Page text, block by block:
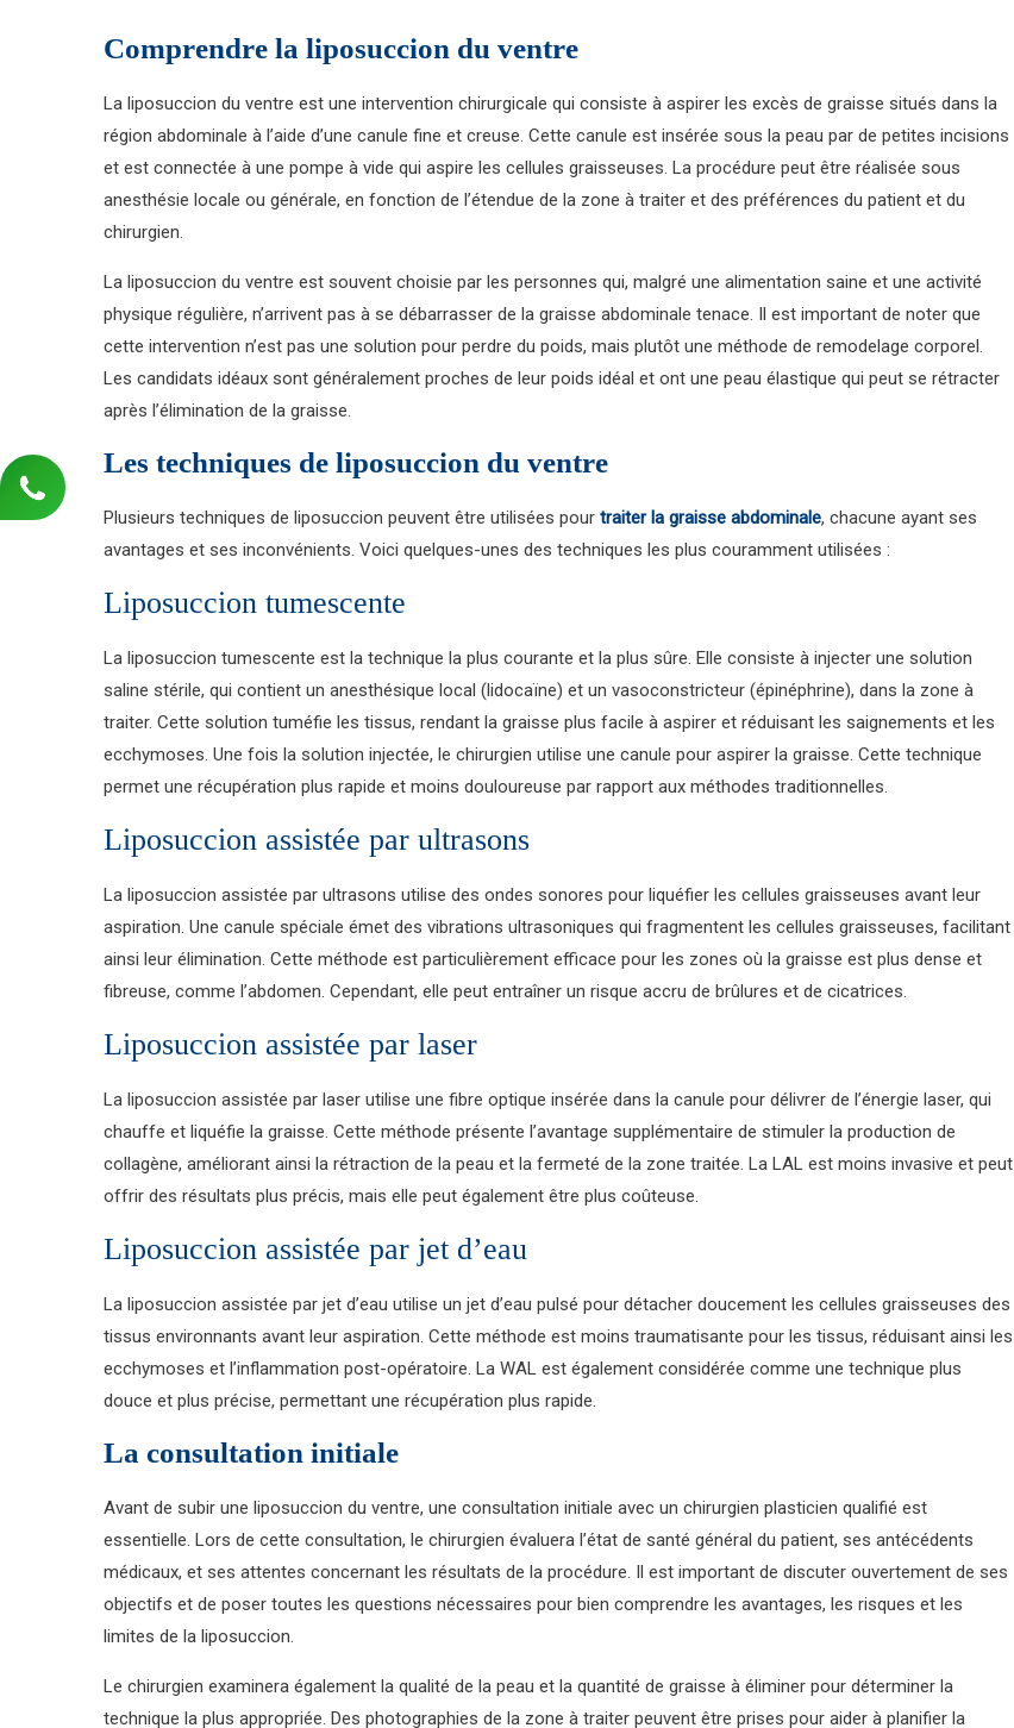
Comprendre la liposuccion du ventre
La liposuccion du ventre est une intervention chirurgicale qui consiste à aspirer les excès de graisse situés dans la
région abdominale à l’aide d’une canule fine et creuse. Cette canule est insérée sous la peau par de petites incisions
et est connectée à une pompe à vide qui aspire les cellules graisseuses. La procédure peut être réalisée sous
anesthésie locale ou générale, en fonction de l’étendue de la zone à traiter et des préférences du patient et du
chirurgien.
La liposuccion du ventre est souvent choisie par les personnes qui, malgré une alimentation saine et une activité
physique régulière, n’arrivent pas à se débarrasser de la graisse abdominale tenace. Il est important de noter que
cette intervention n’est pas une solution pour perdre du poids, mais plutôt une méthode de remodelage corporel.
Les candidats idéaux sont généralement proches de leur poids idéal et ont une peau élastique qui peut se rétracter
après l’élimination de la graisse.
Les techniques de liposuccion du ventre
Plusieurs techniques de liposuccion peuvent être utilisées pour traiter la graisse abdominale, chacune ayant ses
avantages et ses inconvénients. Voici quelques-unes des techniques les plus couramment utilisées :
Liposuccion tumescente
La liposuccion tumescente est la technique la plus courante et la plus sûre. Elle consiste à injecter une solution
saline stérile, qui contient un anesthésique local (lidocaïne) et un vasoconstricteur (épinéphrine), dans la zone à
traiter. Cette solution tuméfie les tissus, rendant la graisse plus facile à aspirer et réduisant les saignements et les
ecchymoses. Une fois la solution injectée, le chirurgien utilise une canule pour aspirer la graisse. Cette technique
permet une récupération plus rapide et moins douloureuse par rapport aux méthodes traditionnelles.
Liposuccion assistée par ultrasons
La liposuccion assistée par ultrasons utilise des ondes sonores pour liquéfier les cellules graisseuses avant leur
aspiration. Une canule spéciale émet des vibrations ultrasoniques qui fragmentent les cellules graisseuses, facilitant
ainsi leur élimination. Cette méthode est particulièrement efficace pour les zones où la graisse est plus dense et
fibreuse, comme l’abdomen. Cependant, elle peut entraîner un risque accru de brûlures et de cicatrices.
Liposuccion assistée par laser
La liposuccion assistée par laser utilise une fibre optique insérée dans la canule pour délivrer de l’énergie laser, qui
chauffe et liquéfie la graisse. Cette méthode présente l’avantage supplémentaire de stimuler la production de
collagène, améliorant ainsi la rétraction de la peau et la fermeté de la zone traitée. La LAL est moins invasive et peut
offrir des résultats plus précis, mais elle peut également être plus coûteuse.
Liposuccion assistée par jet d’eau
La liposuccion assistée par jet d’eau utilise un jet d’eau pulsé pour détacher doucement les cellules graisseuses des
tissus environnants avant leur aspiration. Cette méthode est moins traumatisante pour les tissus, réduisant ainsi les
ecchymoses et l’inflammation post-opératoire. La WAL est également considérée comme une technique plus
douce et plus précise, permettant une récupération plus rapide.
La consultation initiale
Avant de subir une liposuccion du ventre, une consultation initiale avec un chirurgien plasticien qualifié est
essentielle. Lors de cette consultation, le chirurgien évaluera l’état de santé général du patient, ses antécédents
médicaux, et ses attentes concernant les résultats de la procédure. Il est important de discuter ouvertement de ses
objectifs et de poser toutes les questions nécessaires pour bien comprendre les avantages, les risques et les
limites de la liposuccion.
Le chirurgien examinera également la qualité de la peau et la quantité de graisse à éliminer pour déterminer la
technique la plus appropriée. Des photographies de la zone à traiter peuvent être prises pour aider à planifier la